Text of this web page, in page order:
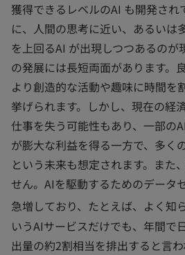
獲得できるレベルのAI も開発され
に、人間の思考に近い、あるいは
を上回るAI が出現しつつあるのが
の発展には長短両面があります。
より創造的な活動や趣味に時間を
挙げられます。しかし、現在の経
仕事を失う可能性もあり、一部の
が膨大な利益を得る一方で、多く
という未来も想定されます。また
せん。AIを駆動するためのデータ
急増しており、たとえば、よく知
いうAIサービスだけでも、年間で
出量の約2割相当を排出すると言